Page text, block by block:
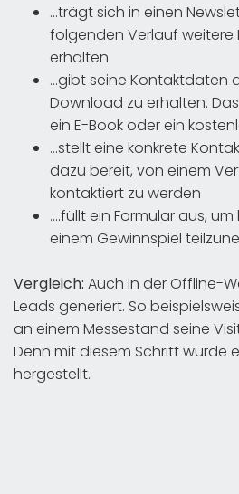
…trägt sich in einen
folgenden Verlauf weitere
erhalten
…gibt seine Kontaktdaten
Download zu erhalten.
ein E-Book oder ein
…stellt eine konkrete
dazu bereit, von einem
kontaktiert zu werden
….füllt ein Formular aus,
einem Gewinnspiel
Vergleich: Auch in der Offline-
Leads generiert. So
an einem Messestand seine
Denn mit diesem Schritt wurde
hergestellt.